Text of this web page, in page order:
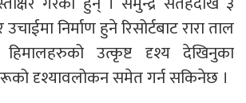
निर्माण हुने रिसोर्टबाट रारा ताल
उत्कृष्ट दृश्य देखिनुका
दृश्यावलोकन समेत गर्न सकिनेछ ।